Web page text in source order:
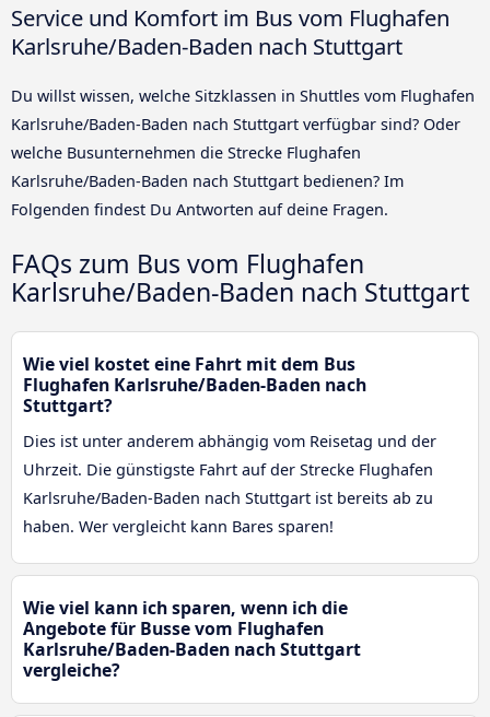
Service und Komfort im Bus vom Flughafen
Karlsruhe/Baden-Baden nach Stuttgart
Du willst wissen, welche Sitzklassen in Shuttles vom Flughafen
Karlsruhe/Baden-Baden nach Stuttgart verfügbar sind? Oder
welche Busunternehmen die Strecke Flughafen
Karlsruhe/Baden-Baden nach Stuttgart bedienen? Im
Folgenden findest Du Antworten auf deine Fragen.
FAQs zum Bus vom Flughafen
Karlsruhe/Baden-Baden nach Stuttgart
Wie viel kostet eine Fahrt mit dem Bus
Flughafen Karlsruhe/Baden-Baden nach
Stuttgart?
Dies ist unter anderem abhängig vom Reisetag und der
Uhrzeit. Die günstigste Fahrt auf der Strecke Flughafen
Karlsruhe/Baden-Baden nach Stuttgart ist bereits ab zu
haben. Wer vergleicht kann Bares sparen!
Wie viel kann ich sparen, wenn ich die
Angebote für Busse vom Flughafen
Karlsruhe/Baden-Baden nach Stuttgart
vergleiche?